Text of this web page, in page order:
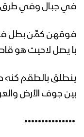
1442هـ
1442هـ
زامل
في جبال وفي طرق
فوقهن كمِّن بطل
با يصل لاحيث هو
ينطلق بالطقم
بين جوف الأرض
‏ •••••••••••••••